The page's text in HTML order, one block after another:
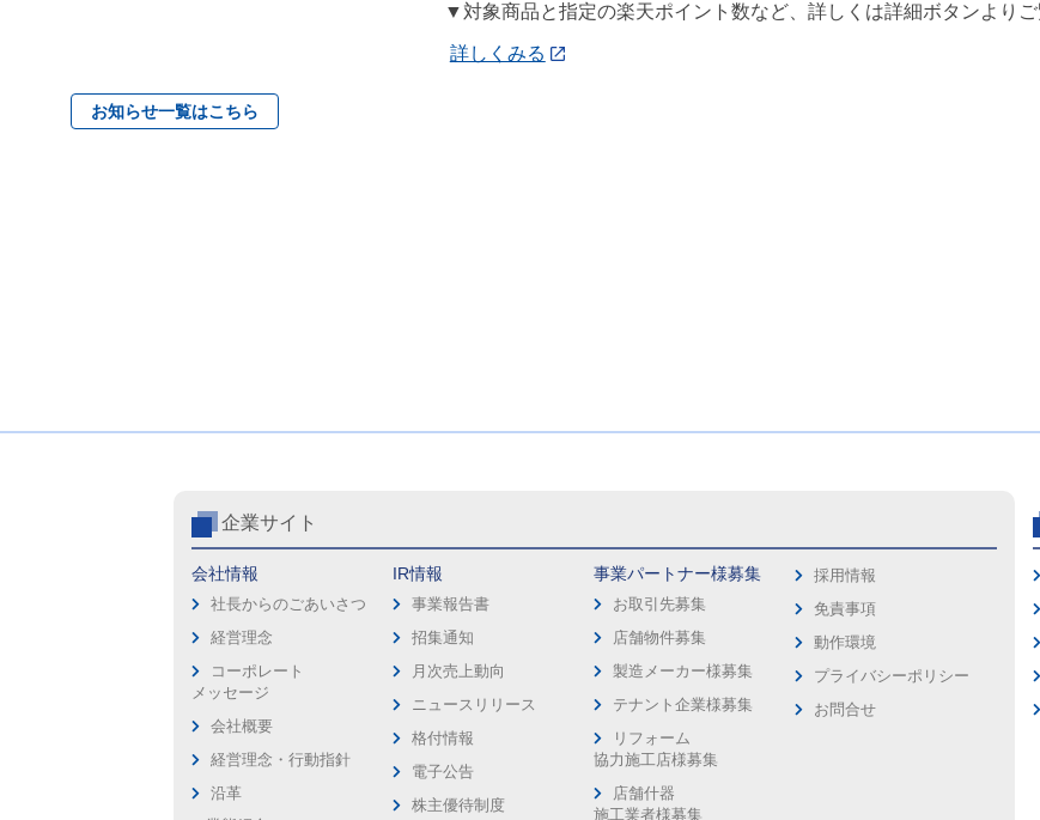
▼対象商品と指定の楽天ポイント数など、詳しくは詳細ボタンより
詳しくみる
お知らせ一覧はこちら
企業サイト
会社情報
社長からのごあいさつ
経営理念
コーポレート
メッセージ
会社概要
経営理念・行動指針
沿革
IR情報
事業報告書
招集通知
月次売上動向
ニュースリリース
格付情報
電子公告
株主優待制度
事業パートナー様募集
お取引先募集
店舗物件募集
製造メーカー様募集
テナント企業様募集
リフォーム
協力施工店様募集
店舗什器
施工業者様募集
採用情報
免責事項
動作環境
プライバシーポリシー
お問合せ